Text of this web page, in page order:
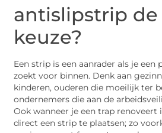
antislipstrip de
keuze?
Een strip is een aanrader als je een
zoekt voor binnen. Denk aan
kinderen, ouderen die moeilijk ter
ondernemers die aan de
Ook wanneer je een trap renoveert
direct een strip te plaatsen; zo